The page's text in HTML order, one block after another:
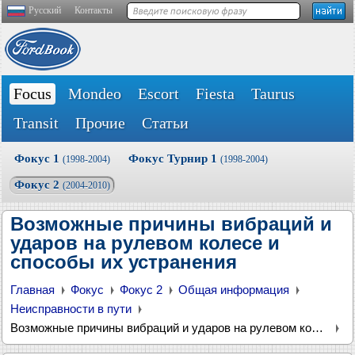
Русский Контакты
Focus Mondeo Escort Fiesta
Taurus
Transit
Прочие Статьи
Фокус 1 (1998-2004) Фокус Турнир 1 (1998-2004)
Фокус 2 (2004-2010)
Возможные причины вибраций и
ударов на рулевом колесе и
способы их устранения
Главная Фокус Фокус 2
Общая информация
Неисправности в пути
Возможные причины вибраций и ударов на рулевом колесе и способы их устранения